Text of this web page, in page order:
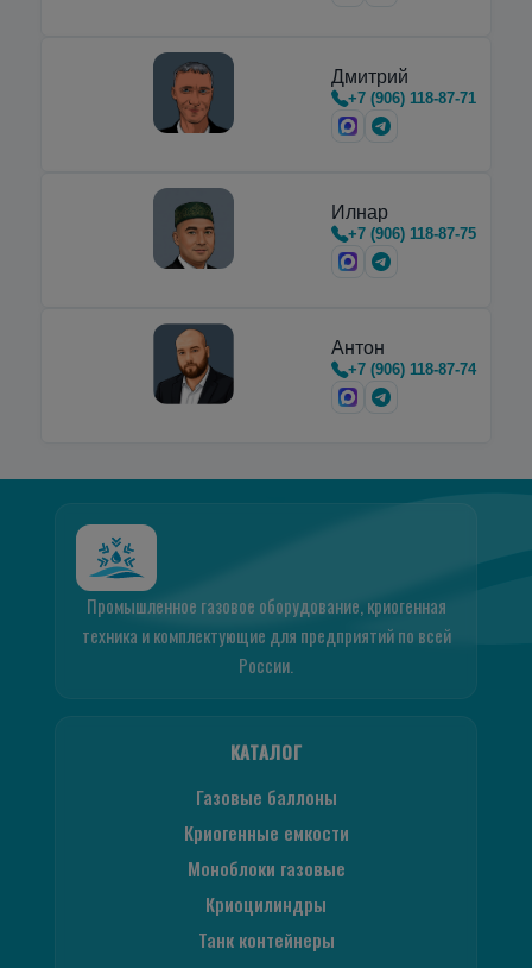
Дмитрий
+7 (906) 118-87-71
Илнар
+7 (906) 118-87-75
Антон
+7 (906) 118-87-74
Промышленное газовое оборудование, криогенная
техника и комплектующие для предприятий по всей
России.
КАТАЛОГ
Газовые баллоны
Криогенные емкости
Моноблоки газовые
Криоцилиндры
Танк контейнеры